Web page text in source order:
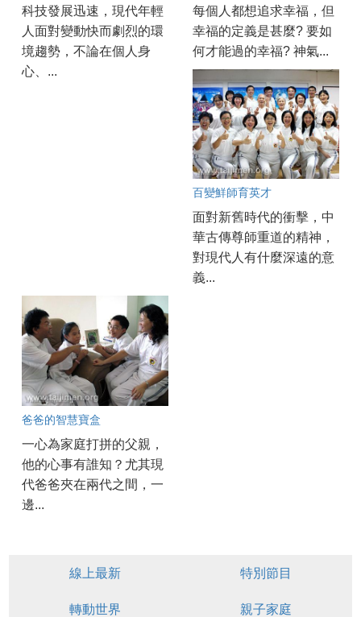
科技發展迅速，現代年輕
人面對變動快而劇烈的環
境趨勢，不論在個人身
心、...
每個人都想追求幸福，但
幸福的定義是甚麼? 要如
何才能過的幸福? 神氣...
百變鮮師育英才
面對新舊時代的衝擊，中
華古傳尊師重道的精神，
對現代人有什麼深遠的意
義...
爸爸的智慧寶盒
一心為家庭打拼的父親，
他的心事有誰知？尤其現
代爸爸夾在兩代之間，一
邊...
線上最新 特別節目
轉動世界 親子家庭